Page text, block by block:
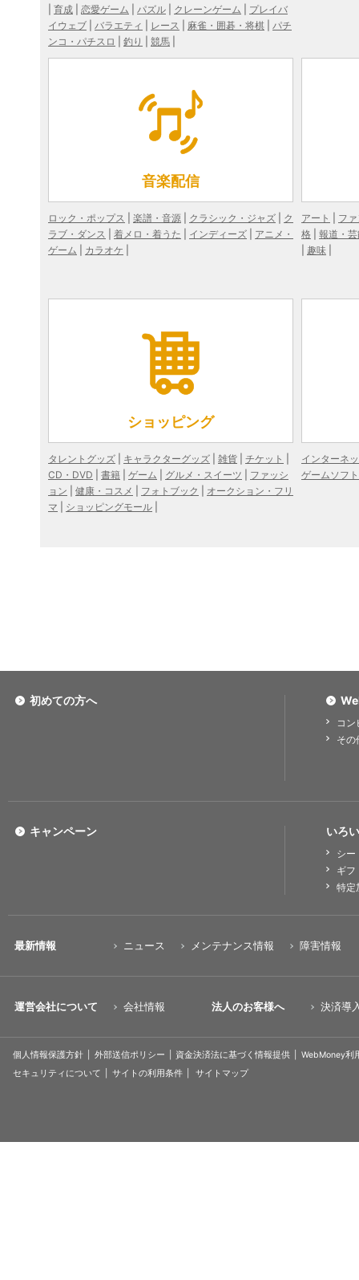
育成
恋愛ゲーム パズル クレーンゲーム
プレイバ
イウェブ
バラエティ レース 麻雀・囲碁・将棋
パチ
ンコ・パチスロ
釣り 競馬
音楽配信
ロック・ポップス 楽譜・音源 クラシック・ジャズ
ク
ラブ・ダンス
着メロ・着うた インディーズ
アニメ・
ゲーム
カラオケ
アート
フ
格
報道・
趣味
ショッピング
タレントグッズ キャラクターグッズ 雑貨
チケット
CD・DVD
書籍 ゲーム グルメ・スイーツ
ファッシ
ョン
健康・コスメ フォトブック
オークション・フリ
マ
ショッピングモール
インターネ
ゲームソフト
初めての方へ
コ
その
いろ
シー
ギフ
特定
キャンペーン
最新情報 ニュース メンテナンス情報 障害情報
運営会社について 会社情報 法人のお客様へ 決済導
個人情報保護方針 外部送信ポリシー 資金決済法に基づく情報提供
WebMoney利
セキュリティについて
サイトの利用条件 サイトマップ